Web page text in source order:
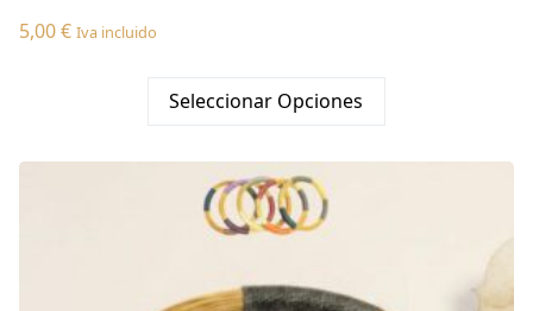
5,00€ Iva incluido
Seleccionar Opciones